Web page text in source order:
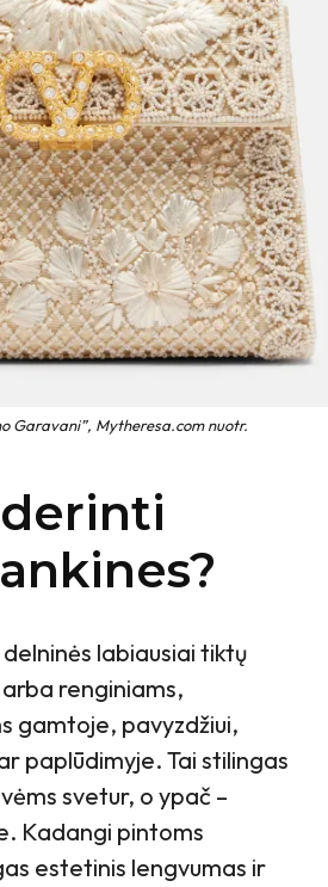
Garavani”, Mytheresa.com nuotr.
labiausiai tiktų
renginiams,
gamtoje, pavyzdžiui,
paplūdimyje. Tai stilingas
svetur, o ypač –
Kadangi pintoms
estetinis lengvumas ir